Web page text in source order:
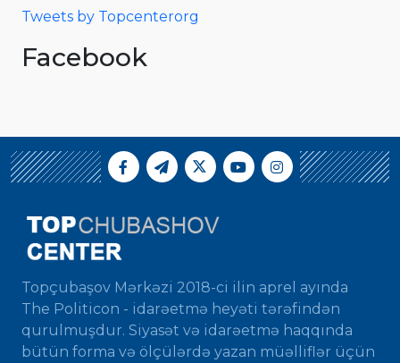
Tweets by Topcenterorg
Facebook
Topçubaşov Mərkəzi 2018-ci ilin aprel ayında
The Politicon - idarəetmə heyəti tərəfindən
qurulmuşdur. Siyasət və idarəetmə haqqında
bütün forma və ölçülərdə yazan müəlliflər üçün